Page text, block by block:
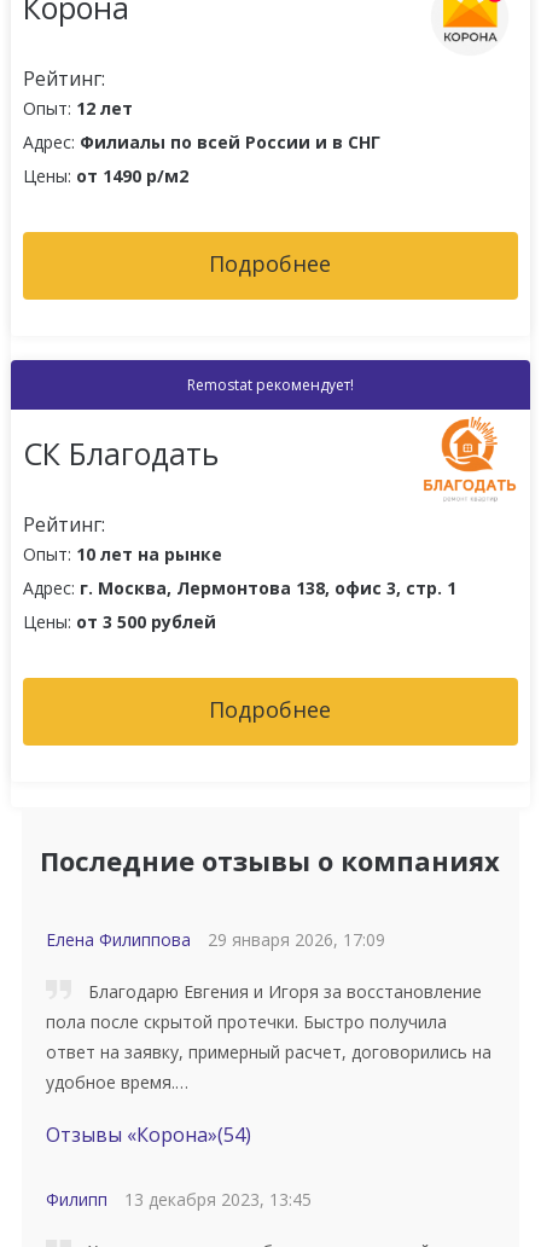
Рейтинг:
Опыт: 12 лет
Адрес: Филиалы по всей России и в СНГ
Цены: от 1490 р/м2
Подробнее
Remostat рекомендует!
СК Благодать
Рейтинг:
Опыт: 10 лет на рынке
Адрес: г. Москва, Лермонтова 138, офис 3, стр. 1
Цены: от 3 500 рублей
Подробнее
Последние отзывы о компаниях
Елена Филиппова 29 января 2026, 17:09
Благодарю Евгения и Игоря за восстановление
пола после скрытой протечки. Быстро получила
ответ на заявку, примерный расчет, договорились на
удобное время.…
Отзывы «Корона»(54)
Филипп 13 декабря 2023, 13:45